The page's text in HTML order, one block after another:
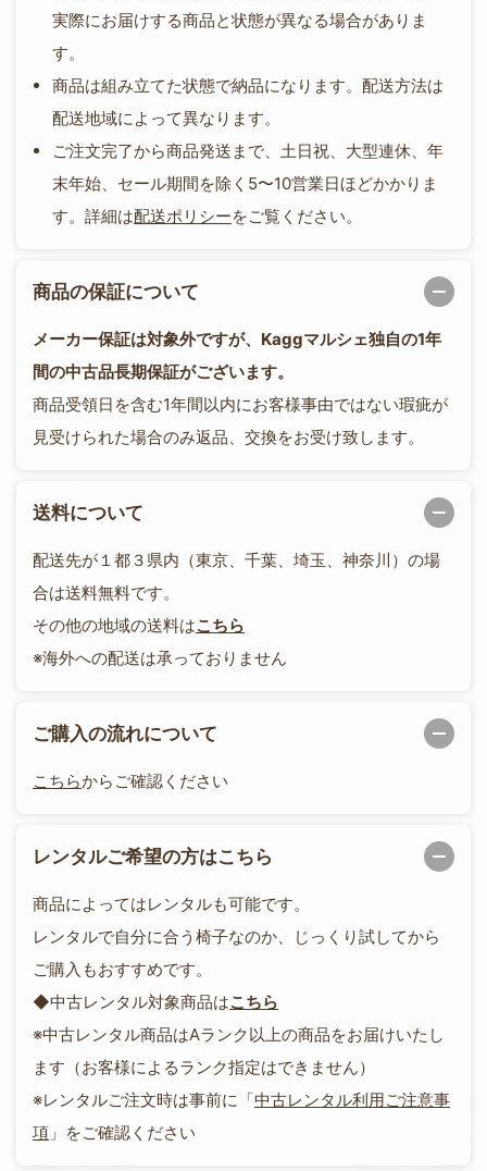
実際にお届けする商品と状態が異なる場合がありま
す。
商品は組み立てた状態で納品になります。配送方法は
配送地域によって異なります。
ご注文完了から商品発送まで、土日祝、大型連休、年
末年始、セール期間を除く5〜10営業日ほどかかりま
す。詳細は配送ポリシーをご覧ください。
商品の保証について
メーカー保証は対象外ですが、Kaggマルシェ独自の1年
間の中古品長期保証がございます。
商品受領日を含む1年間以内にお客様事由ではない瑕疵が
見受けられた場合のみ返品、交換をお受け致します。
送料について
配送先が１都３県内（東京、千葉、埼玉、神奈川）の場
合は送料無料です。
その他の地域の送料はこちら
※海外への配送は承っておりません
ご購入の流れについて
こちらからご確認ください
レンタルご希望の方はこちら
商品によってはレンタルも可能です。
レンタルで自分に合う椅子なのか、じっくり試してから
ご購入もおすすめです。
◆中古レンタル対象商品はこちら
※中古レンタル商品はAランク以上の商品をお届けいたし
ます（お客様によるランク指定はできません）
※レンタルご注文時は事前に「中古レンタル利用ご注意事
項 」をご確認ください